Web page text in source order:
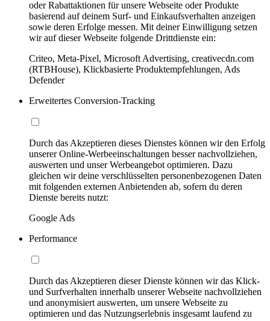
oder Rabattaktionen für unsere Webseite oder Produkte
basierend auf deinem Surf- und Einkaufsverhalten anzeigen
sowie deren Erfolge messen. Mit deiner Einwilligung setzen
wir auf dieser Webseite folgende Drittdienste ein:
Criteo, Meta-Pixel, Microsoft Advertising, creativecdn.com
(RTBHouse), Klickbasierte Produktempfehlungen, Ads
Defender
Erweitertes Conversion-Tracking
Durch das Akzeptieren dieses Dienstes können wir den Erfolg
unserer Online-Werbeeinschaltungen besser nachvollziehen,
auswerten und unser Werbeangebot optimieren. Dazu
gleichen wir deine verschlüsselten personenbezogenen Daten
mit folgenden externen Anbietenden ab, sofern du deren
Dienste bereits nutzt:
Google Ads
Performance
Durch das Akzeptieren dieser Dienste können wir das Klick-
und Surfverhalten innerhalb unserer Webseite nachvollziehen
und anonymisiert auswerten, um unsere Webseite zu
optimieren und das Nutzungserlebnis insgesamt laufend zu